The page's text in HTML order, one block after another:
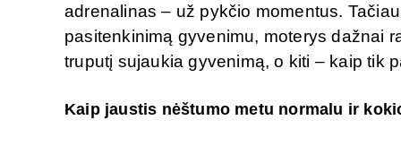
adrenalinas – už pykčio momentus.
pasitenkinimą gyvenimu, moterys dažnai
truputį sujaukia gyvenimą, o kiti – kaip tik
Kaip jaustis nėštumo metu normalu ir